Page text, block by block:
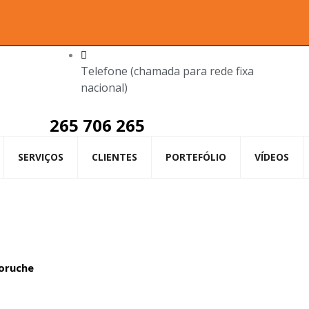
Telefone (chamada para rede fixa
nacional)
265 706 265
SERVIÇOS CLIENTES PORTEFÓLIO VÍDEOS